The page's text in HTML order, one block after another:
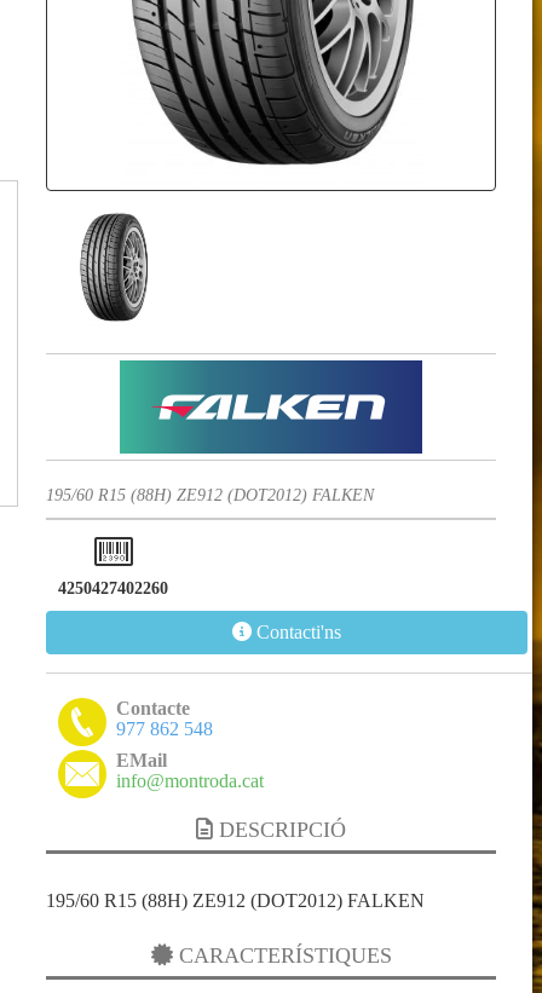
195/60 R15 (88H) ZE912 (DOT2012) FALKEN
4250427402260
Contacti'ns
Contacte
977 862 548
EMail
info@montroda.cat
DESCRIPCIÓ
195/60 R15 (88H) ZE912 (DOT2012) FALKEN
CARACTERÍSTIQUES